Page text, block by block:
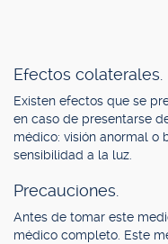
Efectos colaterales.
Existen efectos que se
en caso de presentarse
médico: visión anormal o
sensibilidad a la luz.
Precauciones.
Antes de tomar este
médico completo. Este